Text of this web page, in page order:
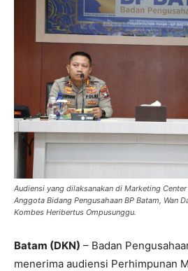
Audiensi yang dilaksanakan di Marketing
Anggota Bidang Pengusahaan BP Batam, Wan
Kombes Heribertus Ompusunggu.
Batam (DKN) – Badan
menerima audiensi Perhimpunan